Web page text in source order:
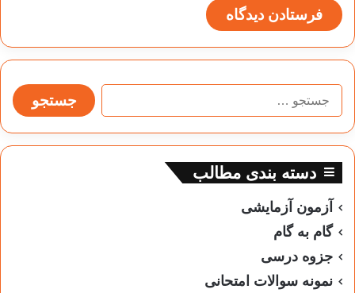
جستجو
برای:
دسته بندی مطالب
آزمون آزمایشی
گام به گام
جزوه درسی
نمونه سوالات امتحانی